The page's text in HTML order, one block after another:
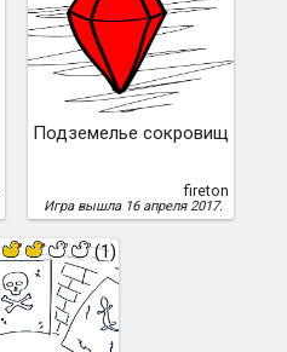
Подземелье сокровищ
fireton
Игра вышла 16 апреля 2017.
(1)